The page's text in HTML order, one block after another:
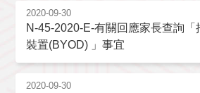
2020-09-30
N-45-2020-E-有關回應家長查詢
裝置(BYOD) 」事宜
2020-09-30